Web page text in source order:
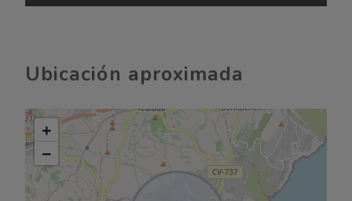
Ubicación aproximada
+
−